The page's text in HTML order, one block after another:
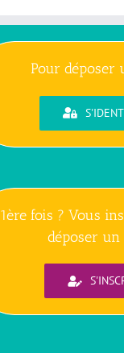
Pour déposer
1ère fois ? Vous
déposer